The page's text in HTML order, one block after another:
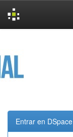
Entrar en DSpace